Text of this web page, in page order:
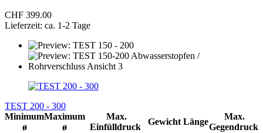
CHF 399.00
Lieferzeit: ca. 1-2 Tage
TEST 200 - 300
Minimum
ø
Maximum
ø
Max.
Einfülldruck
Gewicht Länge
Max.
Gegendruck